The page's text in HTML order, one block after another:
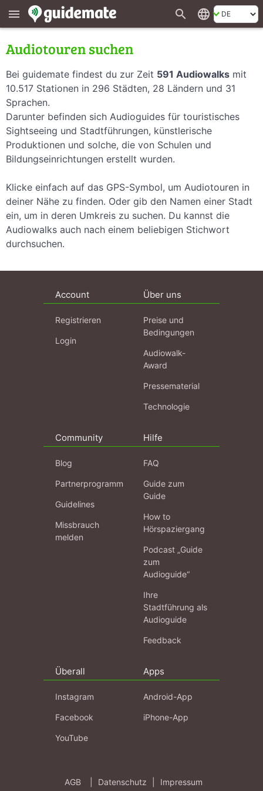
menu search language
Audiotouren suchen
Bei guidemate findest du zur Zeit 591 Audiowalks mit
10.517 Stationen in 296 Städten, 28 Ländern und 31
Sprachen.
Darunter befinden sich Audioguides für touristisches
Sightseeing und Stadtführungen, künstlerische
Produktionen und solche, die von Schulen und
Bildungseinrichtungen erstellt wurden.
Klicke einfach auf das GPS-Symbol, um Audiotouren in
deiner Nähe zu finden. Oder gib den Namen einer Stadt
ein, um in deren Umkreis zu suchen. Du kannst die
Audiowalks auch nach einem beliebigen Stichwort
durchsuchen.
Account
Registrieren
Login
Über uns
Preise und
Bedingungen
Audiowalk-
Award
Pressematerial
Technologie
Community
Blog
Partnerprogramm
Guidelines
Missbrauch
melden
Hilfe
FAQ
Guide zum
Guide
How to
Hörspaziergang
Podcast „Guide
zum
Audioguide“
Ihre
Stadtführung als
Audioguide
Feedback
Überall
Instagram
Facebook
YouTube
Apps
Android-App
iPhone-App
AGB Datenschutz Impressum